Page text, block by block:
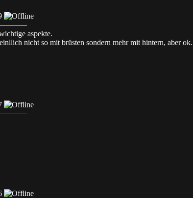
aspekte.
nicht so mit brüsten sondern mehr mit hintern, aber ok.